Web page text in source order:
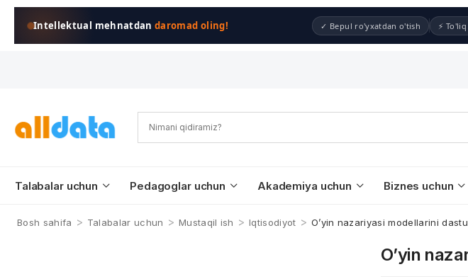
Intellektual mehnatdandaromad oling! ✓ Bepul ro'yxatdan o'tish ⚡
Talabalar uchun Pedagoglar uchun Akademiya uchun Biznes uchun
Bosh sahifa > Talabalar uchun > Mustaqil ish > Iqtisodiyot > O’yin nazariyasi modellarini
O’yin